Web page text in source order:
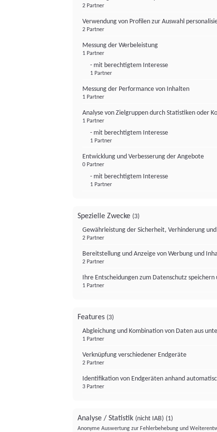
2 Partner
Verwendung von Profilen zur Auswahl
2 Partner
Messung der Werbeleistung
1 Partner
- mit berechtigtem Interesse
1 Partner
Messung der Performance von Inhalten
1 Partner
Analyse von Zielgruppen durch Statistiken oder
1 Partner
- mit berechtigtem Interesse
1 Partner
Entwicklung und Verbesserung der Angebote
0 Partner
- mit berechtigtem Interesse
1 Partner
Spezielle Zwecke (3)
Gewährleistung der Sicherheit, Verhinderung
2 Partner
Bereitstellung und Anzeige von Werbung und
2 Partner
Ihre Entscheidungen zum Datenschutz
1 Partner
Features (3)
Abgleichung und Kombination von Daten aus
1 Partner
Verknüpfung verschiedener Endgeräte
2 Partner
Identifikation von Endgeräten anhand
3 Partner
Analyse / Statistik (nicht IAB) (1)
Anonyme Auswertung zur Fehlerbehebung und